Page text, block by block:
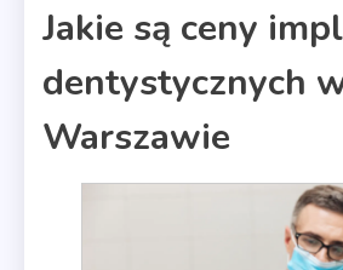
Jakie są ceny
dentystycznych
Warszawie